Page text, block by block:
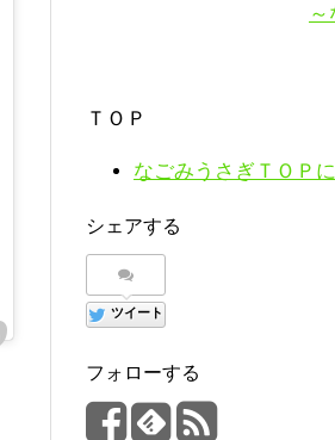
ＴＯＰ
なごみうさぎＴＯＰ
シェアする
ツイート
フォローする
2020年 1月月18日午後5時02分PST